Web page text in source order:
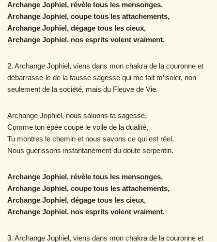
Archange Jophiel, révèle tous les mensonges,
Archange Jophiel, coupe tous les attachements,
Archange Jophiel, dégage tous les cieux,
Archange Jophiel, nos esprits volent vraiment.
2. Archange Jophiel, viens dans mon chakra de la couronne et
débarrasse-le de la fausse sagesse qui me fait m’isoler, non
seulement de la société, mais du Fleuve de Vie.
Archange Jophiel, nous saluons ta sagesse,
Comme ton épée coupe le voile de la dualité,
Tu montres le chemin et nous savons ce qui est réel,
Nous guérissons instantanément du doute serpentin.
Archange Jophiel, révèle tous les mensonges,
Archange Jophiel, coupe tous les attachements,
Archange Jophiel, dégage tous les cieux,
Archange Jophiel, nos esprits volent vraiment.
3. Archange Jophiel, viens dans mon chakra de la couronne et